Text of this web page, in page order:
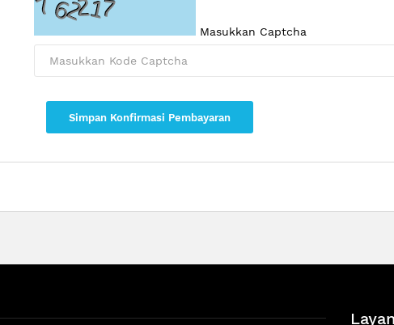
Masukkan Captcha
Simpan Konfirmasi Pembayaran